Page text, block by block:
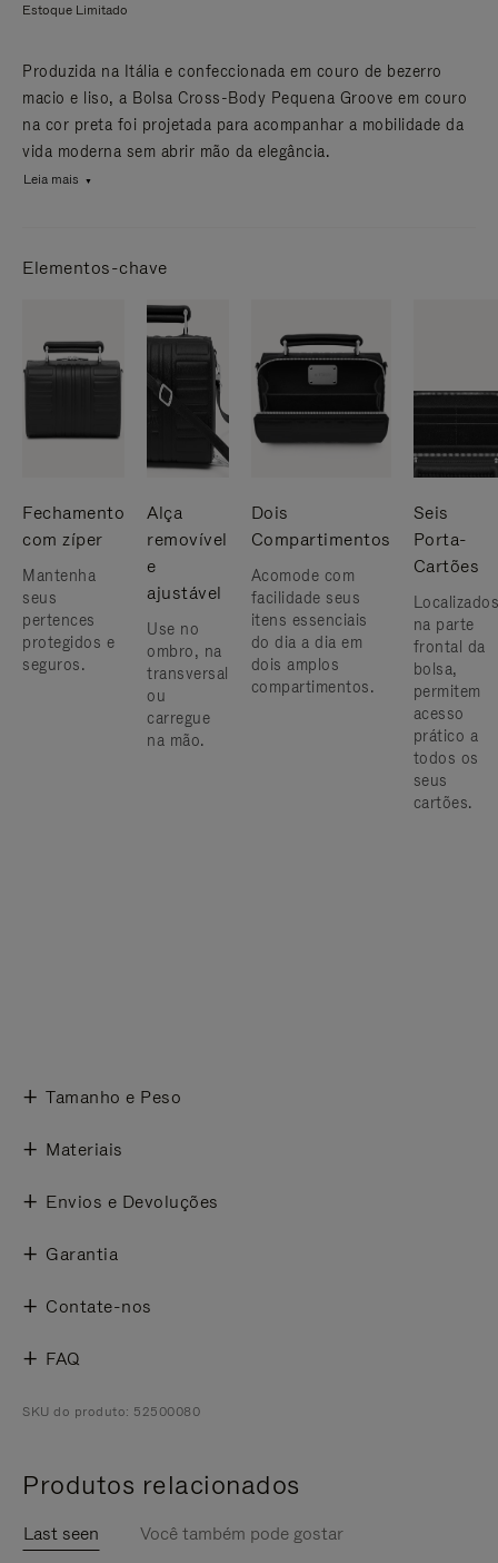
Estoque Limitado
Produzida na Itália e confeccionada em couro de bezerro
macio e liso, a Bolsa Cross-Body Pequena Groove em couro
na cor preta foi projetada para acompanhar a mobilidade da
vida moderna sem abrir mão da elegância.
Leia mais
Elementos-chave
Fechamento
com zíper
Mantenha
seus
pertences
protegidos e
seguros.
Alça
removível
e
ajustável
Use no
ombro, na
transversal
ou
carregue
na mão.
Dois
Compartimentos
Acomode com
facilidade seus
itens essenciais
do dia a dia em
dois amplos
compartimentos.
Seis
Porta-
Cartões
Localizados
na parte
frontal da
bolsa,
permitem
acesso
prático a
todos os
seus
cartões.
Tamanho e Peso
Materiais
Envios e Devoluções
Garantia
Contate-nos
FAQ
SKU do produto: 52500080
Produtos relacionados
Last seen Você também pode gostar